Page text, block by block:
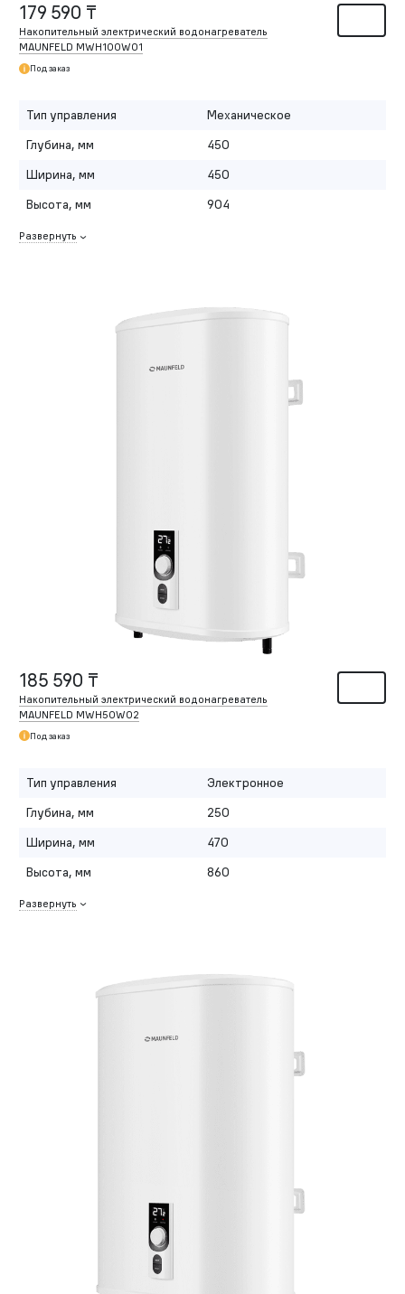
179 590 ₸
Накопительный электрический водонагреватель
MAUNFELD MWH100W01
Под заказ
Тип управления
Механическое
Глубина, мм
450
Ширина, мм
450
Высота, мм
904
Развернуть
185 590 ₸
Накопительный электрический водонагреватель
MAUNFELD MWH50W02
Под заказ
Тип управления
Электронное
Глубина, мм
250
Ширина, мм
470
Высота, мм
860
Развернуть